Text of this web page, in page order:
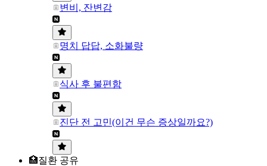
변비, 잔변감
명치 답답, 소화불량
식사 후 불편함
진단 전 고민(이건 무슨 증상일까요?)
🏥질환 공유